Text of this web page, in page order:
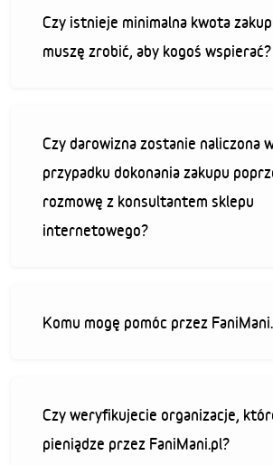
Czy istnieje minimalna kwota
muszę zrobić, aby kogoś wspierać?
Czy darowizna zostanie naliczona
przypadku dokonania zakupu
rozmowę z konsultantem sklepu
internetowego?
Komu mogę pomóc przez
Czy weryfikujecie organizacje,
pieniądze przez FaniMani.pl?